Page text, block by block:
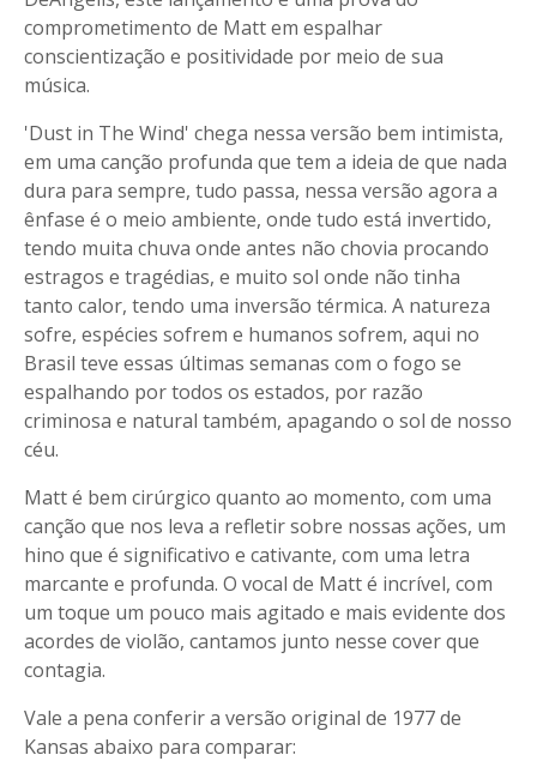
comprometimento de Matt em espalhar
conscientização e positividade por meio de sua
música.
'Dust in The Wind' chega nessa versão bem intimista,
em uma canção profunda que tem a ideia de que nada
dura para sempre, tudo passa, nessa versão agora a
ênfase é o meio ambiente, onde tudo está invertido,
tendo muita chuva onde antes não chovia procando
estragos e tragédias, e muito sol onde não tinha
tanto calor, tendo uma inversão térmica. A natureza
sofre, espécies sofrem e humanos sofrem, aqui no
Brasil teve essas últimas semanas com o fogo se
espalhando por todos os estados, por razão
criminosa e natural também, apagando o sol de nosso
céu.
Matt é bem cirúrgico quanto ao momento, com uma
canção que nos leva a refletir sobre nossas ações, um
hino que é significativo e cativante, com uma letra
marcante e profunda. O vocal de Matt é incrível, com
um toque um pouco mais agitado e mais evidente dos
acordes de violão, cantamos junto nesse cover que
contagia.
Vale a pena conferir a versão original de 1977 de
Kansas abaixo para comparar: